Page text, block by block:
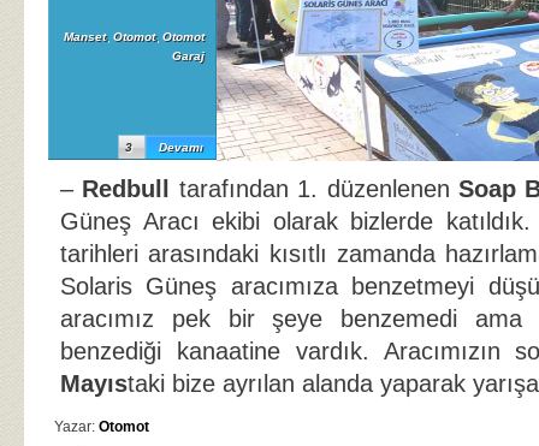
Manset, Otomot, Otomot
Garaj
Devamı
3
– Redbull tarafından 1. düzenlenen Soap
Güneş Aracı ekibi olarak bizlerde
tarihleri arasındaki kısıtlı zamanda
Solaris Güneş aracımıza benzetmeyi
aracımız pek bir şeye benzemedi ama
benzediği kanaatine vardık. Aracımızın
Mayıstaki bize ayrılan alanda yaparak
Yazar: Otomot